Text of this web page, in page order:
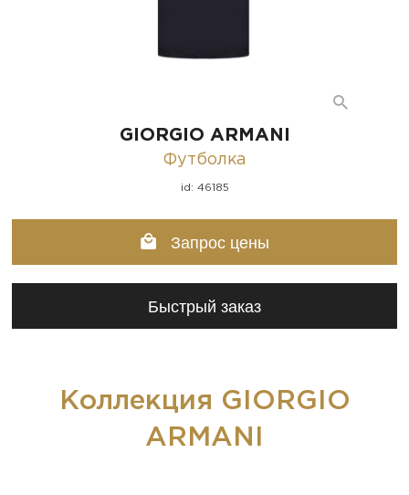
GIORGIO ARMANI
Футболка
id: 46185
Запрос цены
Быстрый заказ
Коллекция GIORGIO
ARMANI